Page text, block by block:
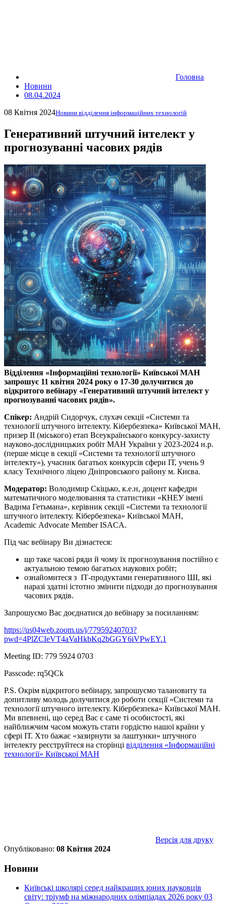
Головна
Новини
08.04.2024
08 Квітня 2024Новини відділення інформаційних технологій
Генеративний штучний інтелект у
прогнозуванні часових рядів
Відділення «Інформаційні технології» Київської МАН
запрошує 11 квітня 2024 року о 17-30 долучитися до
відкритого вебінару «Генеративний штучний інтелект у
прогнозуванні часових рядів».
Спікер: Андрій Сидорчук, слухач секції «Системи та
технології штучного інтелекту. Кібербезпека» Київської МАН,
призер II (міського) етап Всеукраїнського конкурсу-захисту
науково-дослідницьких робіт МАН України у 2023-2024 н.р.
(перше місце в секції «Системи та технології штучного
інтелекту»), учасник багатьох конкурсів сфери ІТ, учень 9
класу Технічного ліцею Дніпровського району м. Києва.
Модератор: Володимир Скіцько, к.е.н, доцент кафедри
математичного моделювання та статистики «КНЕУ імені
Вадима Гетьмана», керівник секції «Системи та технології
штучного інтелекту. Кібербезпека» Київської МАН,
Academic Advocate Member ISACA.
Під час вебінару Ви дізнаєтеся:
що таке часові ряди й чому їх прогнозування постійно є
актуальною темою багатьох наукових робіт;
ознайомитеся з ІТ-продуктами генеративного ШІ, які
наразі здатні істотно змінити підходи до прогнозування
часових рядів.
Запрошуємо Вас доєднатися до вебінару за посиланням:
https://us04web.zoom.us/j/77959240703?
pwd=4PlZCIeVT4aVaHkbKq2bGGY6iVPwEY.1
Meeting ID: 779 5924 0703
Passcode: rq5QCk
P.S. Окрім відкритого вебінару, запрошуємо талановиту та
допитливу молодь долучитися до роботи секції «Системи та
технології штучного інтелекту. Кібербезпека» Київської МАН.
Ми впевнені, що серед Вас є саме ті особистості, які
найближчим часом можуть стати гордістю нашої країни у
сфері ІТ. Хто бажає «зазирнути за лаштунки» штучного
інтелекту реєструйтеся на сторінці відділення «Інформаційні
технології» Київської МАН
Версія для друку
Опубліковано: 08 Квітня 2024
Новини
Київські школярі серед найкращих юних науковців
світу: тріумф на міжнародних олімпіадах 2026 року 03